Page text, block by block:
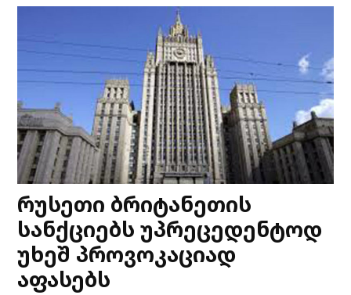
რუსეთი ბრიტანეთის
სანქციებს უპრეცედენტოდ
უხეშ პროვოკაციად
აფასებს